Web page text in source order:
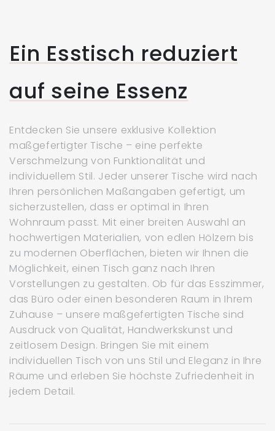
Ein Esstisch reduziert
auf seine Essenz
Entdecken Sie unsere exklusive Kollektion
maßgefertigter Tische – eine perfekte
Verschmelzung von Funktionalität und
individuellem Stil. Jeder unserer Tische wird nach
Ihren persönlichen Maßangaben gefertigt, um
sicherzustellen, dass er optimal in Ihren
Wohnraum passt. Mit einer breiten Auswahl an
hochwertigen Materialien, von edlen Hölzern bis
zu modernen Oberflächen, bieten wir Ihnen die
Möglichkeit, einen Tisch ganz nach Ihren
Vorstellungen zu gestalten. Ob für das Esszimmer,
das Büro oder einen besonderen Raum in Ihrem
Zuhause – unsere maßgefertigten Tische sind
Ausdruck von Qualität, Handwerkskunst und
zeitlosem Design. Bringen Sie mit einem
individuellen Tisch von uns Stil und Eleganz in Ihre
Räume und erleben Sie höchste Zufriedenheit in
jedem Detail.